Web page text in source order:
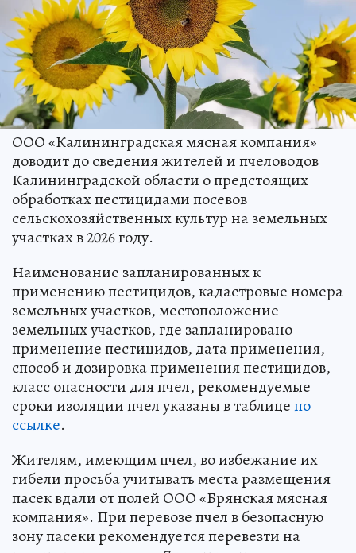
ООО «Калининградская мясная компания»
доводит до сведения жителей и пчеловодов
Калининградской области о предстоящих
обработках пестицидами посевов
сельскохозяйственных культур на земельных
участках в 2026 году.
Наименование запланированных к
применению пестицидов, кадастровые номера
земельных участков, местоположение
земельных участков, где запланировано
применение пестицидов, дата применения,
способ и дозировка применения пестицидов,
класс опасности для пчел, рекомендуемые
сроки изоляции пчел указаны в таблицепо
ссылке.
Жителям, имеющим пчел, во избежание их
гибели просьба учитывать места размещения
пасек вдали от полей ООО «Брянская мясная
компания». При перевозе пчел в безопасную
зону пасеки рекомендуется перевезти на